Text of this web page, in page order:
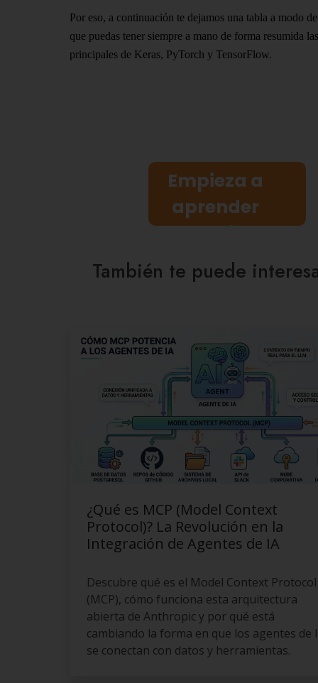
Por eso, a continuación te dejamos una tabla a modo
que puedas tener siempre a mano de forma resumida
principales de Keras, PyTorch y TensorFlow.
Empieza a
aprender
gratis
También te puede
¿Qué es MCP (Model Context
Protocol)? La Revolución en la
Integración de Agentes de IA
Descubre qué es el Model Context Protocol
(MCP), cómo funciona esta arquitectura
abierta de Anthropic y por qué está
cambiando la forma en que los agentes de
se conectan con datos y herramientas.